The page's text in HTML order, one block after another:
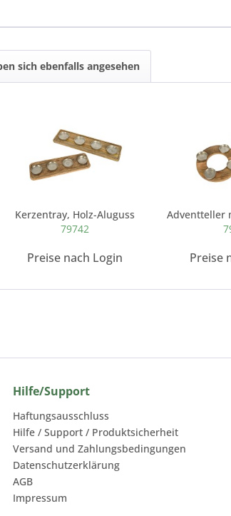
sich ebenfalls angesehen
Kerzentray, Holz-Aluguss
79742
Preise nach Login Preise
Hilfe/Support
Haftungsausschluss
Hilfe / Support / Produktsicherheit
Versand und Zahlungsbedingungen
Datenschutzerklärung
AGB
Impressum